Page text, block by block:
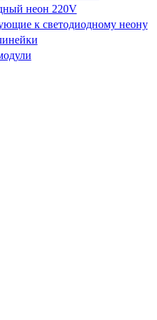
неон 220V
к светодиодному неону